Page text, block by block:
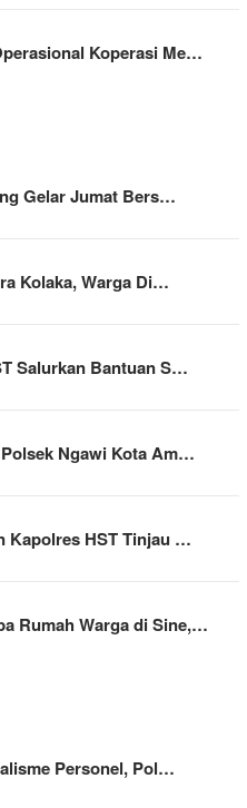
Koperasi Me…
Gelar Jumat Bers…
Kolaka, Warga Di…
Salurkan Bantuan S…
Ngawi Kota Am…
Kapolres HST Tinjau …
Rumah Warga di Sine,…
Personel, Pol…